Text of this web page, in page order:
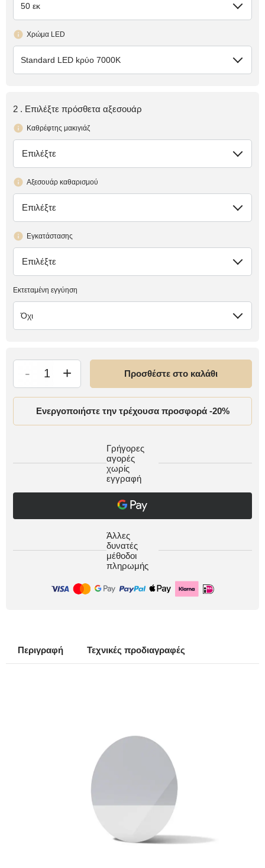
50 εκ
Χρώμα LED
Standard LED kρύο 7000K
2 . Επιλέξτε πρόσθετα αξεσουάρ
Καθρέφτης μακιγιάζ
έλλειψη
Επιλέξτε
Αξεσουάρ καθαρισμού
έλλειψη
Επιλέξτε
Εγκατάστασης
έλλειψη
Επιλέξτε
Εκτεταμένη εγγύηση
Όχι
- + Προσθέστε στο καλάθι
Ενεργοποιήστε την τρέχουσα προσφορά -20%
Γρήγορες
αγορές
χωρίς
εγγραφή
Άλλες
δυνατές
μέθοδοι
πληρωμής
Περιγραφή Τεχνικές προδιαγραφές